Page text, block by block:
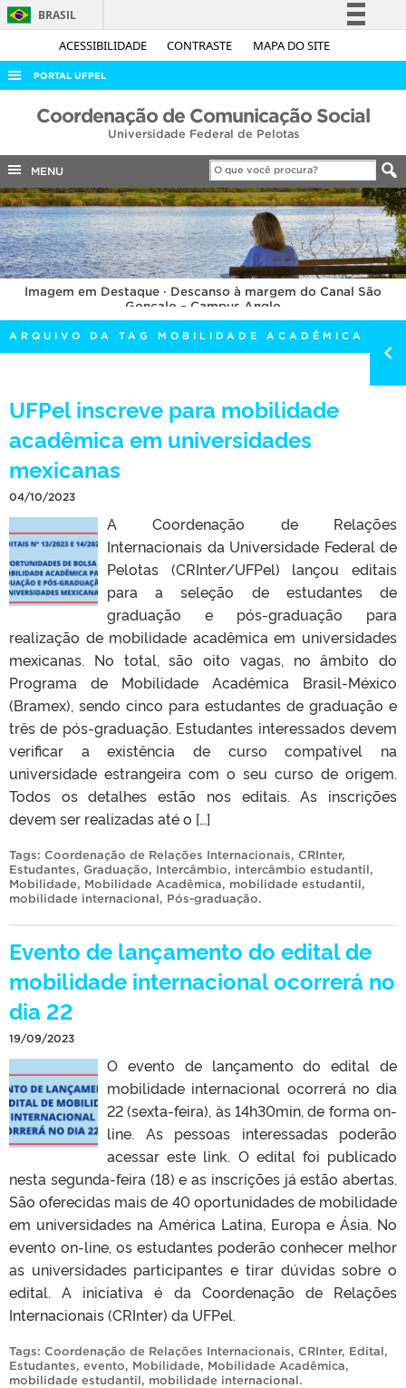
ACESSIBILIDADE CONTRASTE MAPA DO SITE
BRASIL
Simplifique!
Acesso à informação
Legislação
Canais
PORTAL UFPEL
ACESSO À INFORMAÇÃO
COBALTO
CONCURSOS
EDITAIS
INTERNACIONAL
OUVIDORIA
PORTARIAS
TELEFONES
Coordenação de Comunicação Social
Universidade Federal de Pelotas
MENU
Imagem em Destaque · Descanso à margem do Canal São
Gonçalo – Campus Anglo
ARQUIVO DA TAG MOBILIDADE ACADÊMICA
UFPel inscreve para mobilidade
acadêmica em universidades
mexicanas
04/10/2023
A Coordenação de Relações
Internacionais da Universidade Federal de
Pelotas (CRInter/UFPel) lançou editais
para a seleção de estudantes de
graduação e pós-graduação para
realização de mobilidade acadêmica em universidades
mexicanas. No total, são oito vagas, no âmbito do
Programa de Mobilidade Acadêmica Brasil-México
(Bramex), sendo cinco para estudantes de graduação e
três de pós-graduação. Estudantes interessados devem
verificar a existência de curso compatível na
universidade estrangeira com o seu curso de origem.
Todos os detalhes estão nos editais. As inscrições
devem ser realizadas até o […]
Tags: Coordenação de Relações Internacionais, CRInter,
Estudantes, Graduação, Intercâmbio, intercâmbio estudantil,
Mobilidade, Mobilidade Acadêmica, mobilidade estudantil,
mobilidade internacional, Pós-graduação.
Evento de lançamento do edital de
mobilidade internacional ocorrerá no
dia 22
19/09/2023
O evento de lançamento do edital de
mobilidade internacional ocorrerá no dia
22 (sexta-feira), às 14h30min, de forma on-
line. As pessoas interessadas poderão
acessar este link. O edital foi publicado
nesta segunda-feira (18) e as inscrições já estão abertas.
São oferecidas mais de 40 oportunidades de mobilidade
em universidades na América Latina, Europa e Ásia. No
evento on-line, os estudantes poderão conhecer melhor
as universidades participantes e tirar dúvidas sobre o
edital. A iniciativa é da Coordenação de Relações
Internacionais (CRInter) da UFPel.
Tags: Coordenação de Relações Internacionais, CRInter, Edital,
Estudantes, evento, Mobilidade, Mobilidade Acadêmica,
mobilidade estudantil, mobilidade internacional.